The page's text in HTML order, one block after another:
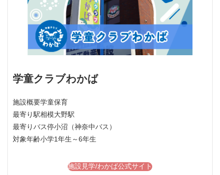
学童クラブわかば
施設概要学童保育
最寄り駅相模大野駅
最寄りバス停小沼（神奈中バス）
対象年齢小学1年生～6年生
施設見学/わかば公式サイト